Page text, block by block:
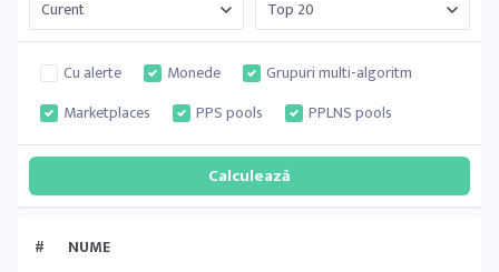
Cu alerte Monede
Grupuri multi-algoritm
Marketplaces
PPS pools PPLNS pools
# NUME